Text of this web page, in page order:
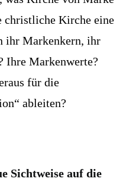
christliche Kirche eine
ihr Markenkern, ihr
Ihre Markenwerte?
für die
ableiten?
Sichtweise auf die